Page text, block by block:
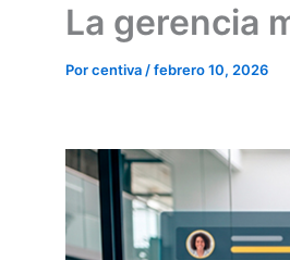
La gerencia
Porcentiva /febrero 10, 2026